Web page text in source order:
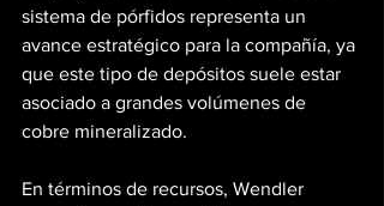
sistema de pórfidos representa un
avance estratégico para la compañía, ya
que este tipo de depósitos suele estar
asociado a grandes volúmenes de
cobre mineralizado.
En términos de recursos, Wendler